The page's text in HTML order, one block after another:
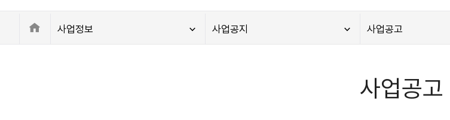
Home
사업정보 사업공지 사업공고
사업공고